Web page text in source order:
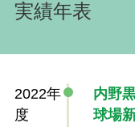
実績年表
2022年
度
内野
球場